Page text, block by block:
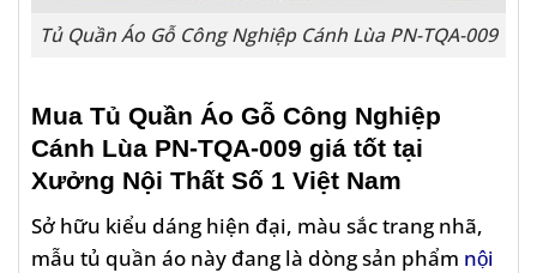
Tủ Quần Áo Gỗ Công Nghiệp Cánh Lùa PN-TQA-009
Mua Tủ Quần Áo Gỗ Công Nghiệp
Cánh Lùa PN-TQA-009 giá tốt tại
Xưởng Nội Thất Số 1 Việt Nam
Sở hữu kiểu dáng hiện đại, màu sắc trang nhã,
mẫu tủ quần áo này đang là dòng sản phẩm nội